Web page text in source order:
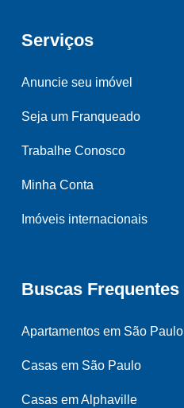
Serviços
Anuncie seu imóvel
Seja um Franqueado
Trabalhe Conosco
Minha Conta
Imóveis internacionais
Buscas Frequentes
Apartamentos em São Paulo
Casas em São Paulo
Casas em Alphaville